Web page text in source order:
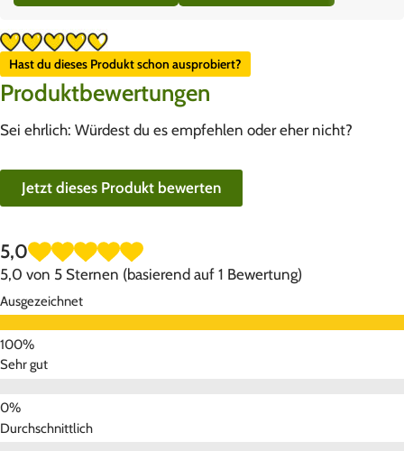
Hast du dieses Produkt schon ausprobiert?
Produktbewertungen
Sei ehrlich: Würdest du es empfehlen oder eher nicht?
Jetzt dieses Produkt bewerten
5,0
5,0 von 5 Sternen (basierend auf 1 Bewertung)
Ausgezeichnet
Sehr gut
Durchschnittlich